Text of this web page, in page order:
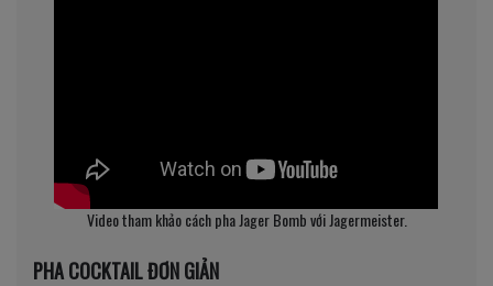
Video tham khảo cách pha Jager Bomb với Jagermeister.
PHA COCKTAIL ĐƠN GIẢN